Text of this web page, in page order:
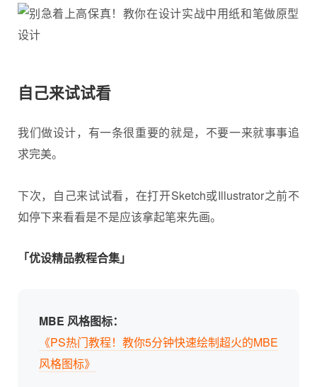
自己来试试看
我们做设计，有一条很重要的就是，不要一来就事事追
求完美。
下次，自己来试试看，在打开Sketch或Illustrator之前不
如停下来看看是不是应该拿起笔来先画。
「优设精品教程合集」
MBE 风格图标：
《PS热门教程！教你5分钟快速绘制超火的MBE
风格图标》